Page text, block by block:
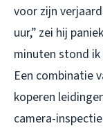
voor zijn
uur,” zei hij
minuten stond ik
Een combinatie
koperen
camera-